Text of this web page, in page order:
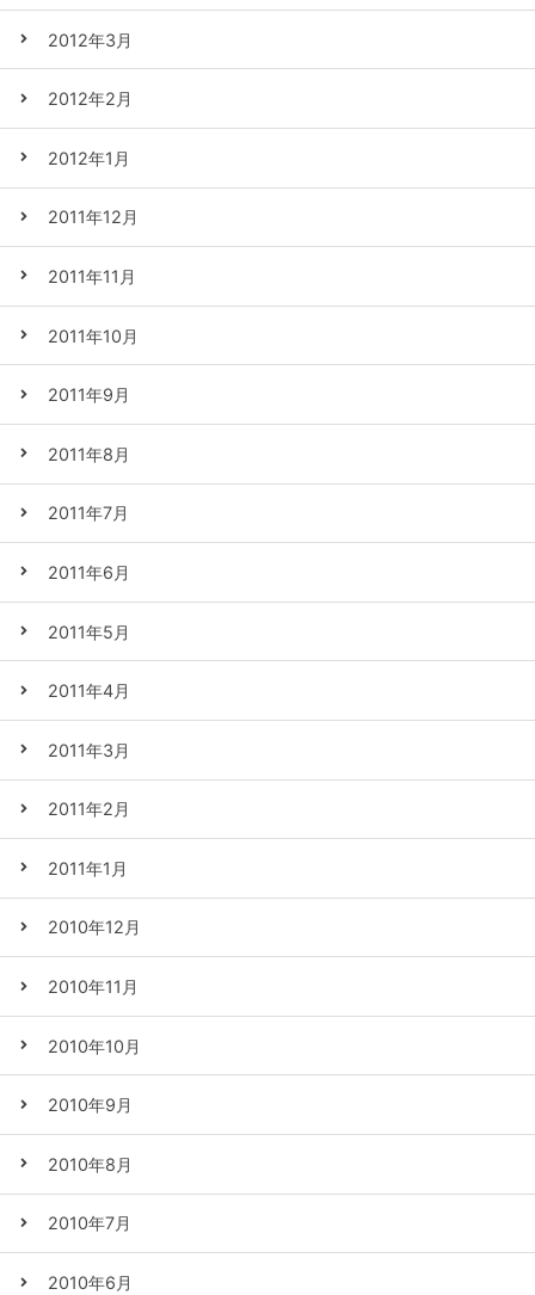
2012年3月
2012年2月
2012年1月
2011年12月
2011年11月
2011年10月
2011年9月
2011年8月
2011年7月
2011年6月
2011年5月
2011年4月
2011年3月
2011年2月
2011年1月
2010年12月
2010年11月
2010年10月
2010年9月
2010年8月
2010年7月
2010年6月